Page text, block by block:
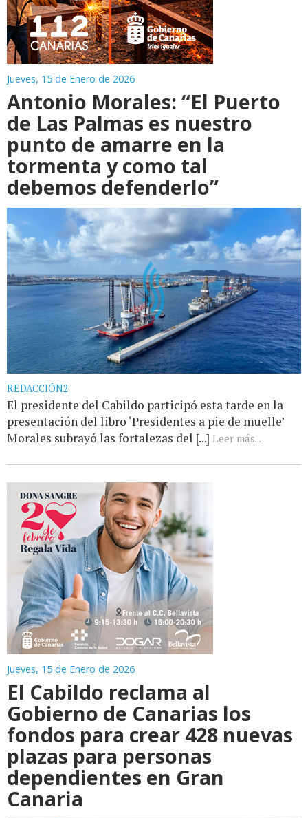
Jueves, 15 de Enero de 2026
Antonio Morales: “El Puerto
de Las Palmas es nuestro
punto de amarre en la
tormenta y como tal
debemos defenderlo”
REDACCIÓN2
El presidente del Cabildo participó esta tarde en la
presentación del libro ‘Presidentes a pie de muelle’
Morales subrayó las fortalezas del [...] Leer más...
Jueves, 15 de Enero de 2026
El Cabildo reclama al
Gobierno de Canarias los
fondos para crear 428 nuevas
plazas para personas
dependientes en Gran
Canaria